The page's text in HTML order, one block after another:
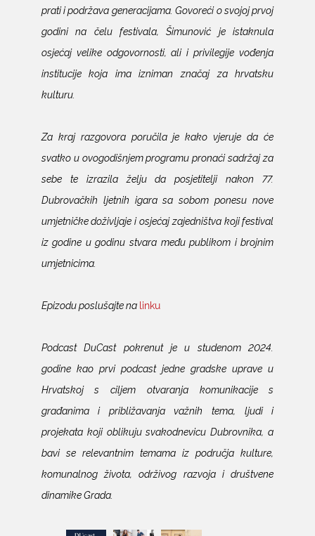
prati i podržava generacijama. Govoreći o svojoj prvoj
godini na čelu festivala, Šimunović je istaknula
osjećaj velike odgovornosti, ali i privilegije vođenja
institucije koja ima izniman značaj za hrvatsku
kulturu.
Za kraj razgovora poručila je kako vjeruje da će
svatko u ovogodišnjem programu pronaći sadržaj za
sebe te izrazila želju da posjetitelji nakon 77.
Dubrovačkih ljetnih igara sa sobom ponesu nove
umjetničke doživljaje i osjećaj zajedništva koji festival
iz godine u godinu stvara među publikom i brojnim
umjetnicima.
Epizodu poslušajte na linku
Podcast DuCast pokrenut je u studenom 2024.
godine kao prvi podcast jedne gradske uprave u
Hrvatskoj s ciljem otvaranja komunikacije s
građanima i približavanja važnih tema, ljudi i
projekata koji oblikuju svakodnevicu Dubrovnika, a
bavi se relevantnim temama iz područja kulture,
komunalnog života, održivog razvoja i društvene
dinamike Grada.